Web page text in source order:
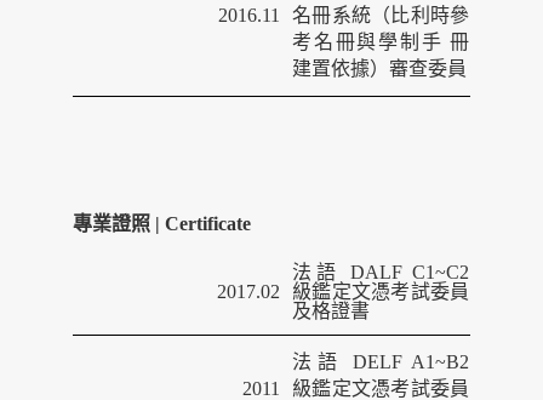
2016.11
名冊系統（比利時參
考名冊與學制手 冊
建置依據）審查委員
專業證照 | Certificate
2017.02
法語
DALF C1~C2
級鑑定文憑考試委員
及格證書
2011
法語
DELF A1~B2
級鑑定文憑考試委員